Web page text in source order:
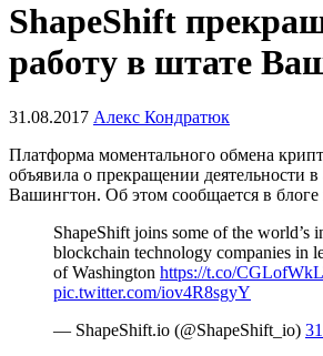
ShapeShift
работу в штате
31.08.2017 Алекс Кондратюк
Платформа моментального обмена
объявила о прекращении деятельности
Вашингтон. Об этом сообщается в
ShapeShift joins some of the world’s
blockchain technology companies in
of Washington https://t.co/
pic.twitter.com/iov4R8sgyY
— ShapeShift.io (@ShapeShift_io)